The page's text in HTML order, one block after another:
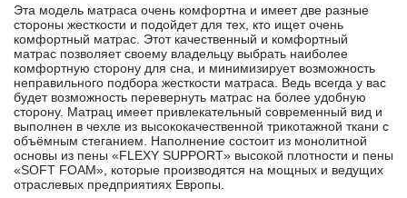
Эта модель матраса очень комфортна и имеет две разные
стороны жесткости и подойдет для тех, кто ищет очень
комфортный матрас. Этот качественный и комфортный
матрас позволяет своему владельцу выбрать наиболее
комфортную сторону для сна, и минимизирует возможность
неправильного подбора жесткости матраса. Ведь всегда у вас
будет возможность перевернуть матрас на более удобную
сторону. Матрац имеет привлекательный современный вид и
выполнен в чехле из высококачественной трикотажной ткани с
объёмным стеганием. Наполнение состоит из монолитной
основы из пены «FLEXY SUPPORT» высокой плотности и пены
«SOFT FOAM», которые производятся на мощных и ведущих
отраслевых предприятиях Европы.